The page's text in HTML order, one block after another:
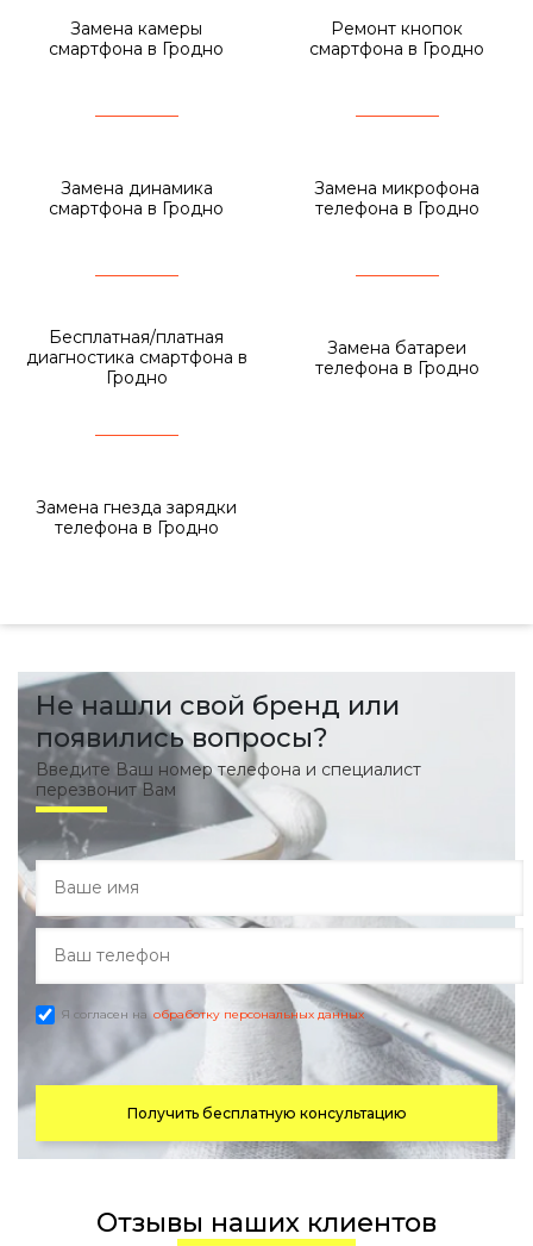
Замена камеры
смартфона в Гродно
Ремонт кнопок
смартфона в Гродно
Замена динамика
смартфона в Гродно
Замена микрофона
телефона в Гродно
Бесплатная/платная
диагностика смартфона в
Гродно
Замена батареи
телефона в Гродно
Замена гнезда зарядки
телефона в Гродно
Не нашли свой бренд или
появились вопросы?
Введите Ваш номер телефона и специалист
перезвонит Вам
Я согласен на обработку персональных данных
Получить бесплатную консультацию
Отзывы наших клиентов